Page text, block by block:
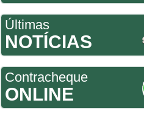
Últimas
NOTÍCIAS
Contracheque
ONLINE